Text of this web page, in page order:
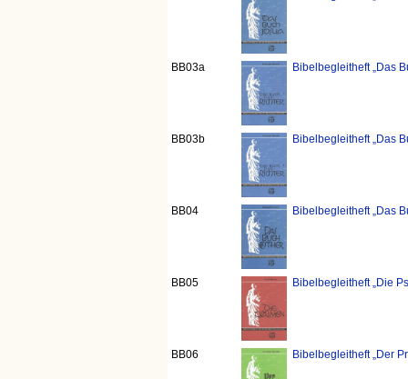
BB03a Bibelbegleitheft „Das
BB03b Bibelbegleitheft „Das
BB04 Bibelbegleitheft „Das
BB05 Bibelbegleitheft „Die
BB06 Bibelbegleitheft „Der